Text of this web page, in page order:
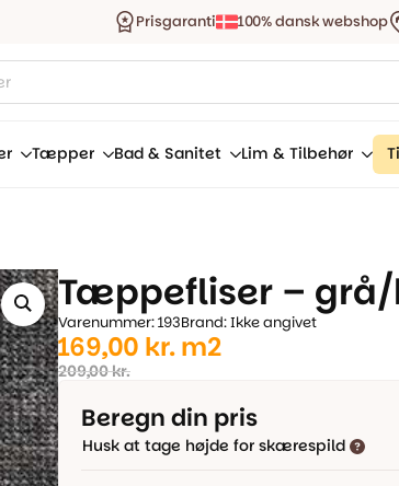
Prisgaranti 100% dansk webshop
Tæpper Bad & Sanitet Lim & Tilbehør
Tæppefliser –
Varenummer: 193Brand: Ikke angivet
209,00kr.
Den
oprindelige
pris
var:
209,00 kr..
169,00 kr.
Den
aktuelle
pris
er:
169,00 kr..
m2
Beregn din pris
Husk at tage højde for skærespild